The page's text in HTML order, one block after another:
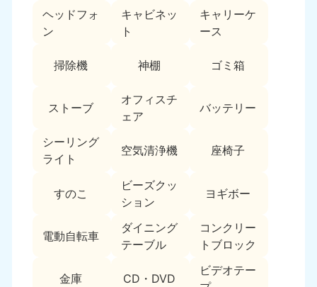
ヘッドフォ
ン
キャビネッ
ト
キャリーケ
ース
掃除機 神棚 ゴミ箱
ストーブ
オフィスチ
ェア
バッテリー
シーリング
ライト
空気清浄機 座椅子
すのこ
ビーズクッ
ション
ヨギボー
電動自転車
ダイニング
テーブル
コンクリー
トブロック
金庫 CD・DVD
ビデオテー
福島県
050-1881-5271
東京都
050-1881-5265
9:00〜19:00 年中無休
神奈川県
050-1881-5268
9:00〜19:00 年中無休
050-1881-5266
9:00〜19:00 年中無休
栃木県
050-1881-5270
茨城県
050-1881-5269
9:00〜19:00 年中無休